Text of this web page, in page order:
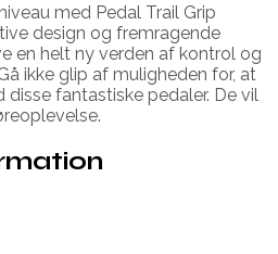
med Pedal Trail Grip
design og fremragende
en helt ny verden af kontrol og
ikke glip af muligheden for, at
fantastiske pedaler. De vil